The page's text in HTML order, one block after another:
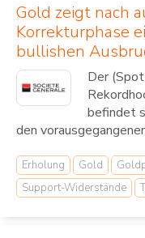
Gold zeigt nach
Korrekturphase
bullishen
Der
befindet
den
Erholung Gold
Support-Widerstände